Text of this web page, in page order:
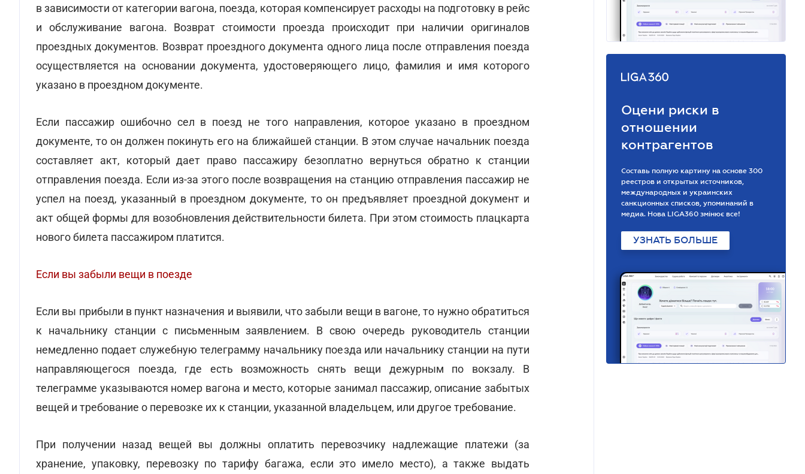
в зависимости от категории вагона, поезда, которая компенсирует расходы на подготовку в рейс
и обслуживание вагона. Возврат стоимости проезда происходит при наличии оригиналов
проездных документов. Возврат проездного документа одного лица после отправления поезда
осуществляется на основании документа, удостоверяющего лицо, фамилия и имя которого
указано в проездном документе.
Если пассажир ошибочно сел в поезд не того направления, которое указано в проездном
документе, то он должен покинуть его на ближайшей станции. В этом случае начальник поезда
составляет акт, который дает право пассажиру безоплатно вернуться обратно к станции
отправления поезда. Если из-за этого после возвращения на станцию отправления пассажир не
успел на поезд, указанный в проездном документе, то он предъявляет проездной документ и
акт общей формы для возобновления действительности билета. При этом стоимость плацкарта
нового билета пассажиром платится.
Если вы забыли вещи в поезде
Если вы прибыли в пункт назначения и выявили, что забыли вещи в вагоне, то нужно обратиться
к начальнику станции с письменным заявлением. В свою очередь руководитель станции
немедленно подает служебную телеграмму начальнику поезда или начальнику станции на пути
направляющегося поезда, где есть возможность снять вещи дежурным по вокзалу. В
телеграмме указываются номер вагона и место, которые занимал пассажир, описание забытых
вещей и требование о перевозке их к станции, указанной владельцем, или другое требование.
При получении назад вещей вы должны оплатить перевозчику надлежащие платежи (за
хранение, упаковку, перевозку по тарифу багажа, если это имело место), а также выдать
Оцени риски в
отношении
контрагентов
Составь полную картину на основе 300
реестров и открытых источников,
международных и украинских
санкционных списков, упоминаний в
медиа. Нова LIGA360 змінює все!
УЗНАТЬ БОЛЬШЕ